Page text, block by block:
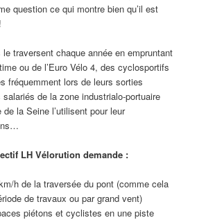
question ce qui montre bien qu’il est
traversent chaque année en empruntant
ou de l’Euro Vélo 4, des cyclosportifs
fréquemment lors de leurs sorties
de la zone industrialo-portuaire
de la Seine l’utilisent pour leur
LH Vélorution demande :
h de la traversée du pont (comme cela
de travaux ou par grand vent)
piétons et cyclistes en une piste